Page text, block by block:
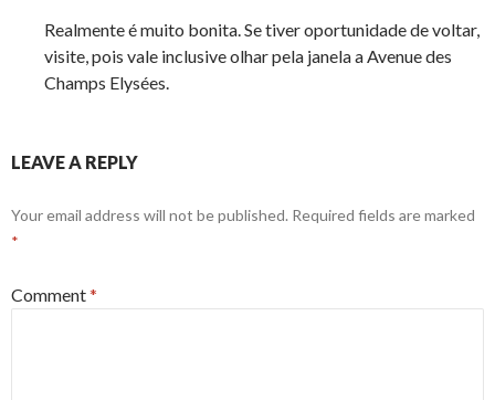
Realmente é muito bonita. Se tiver oportunidade de voltar,
visite, pois vale inclusive olhar pela janela a Avenue des
Champs Elysées.
LEAVE A REPLY
Your email address will not be published. Required fields are marked
*
Comment*